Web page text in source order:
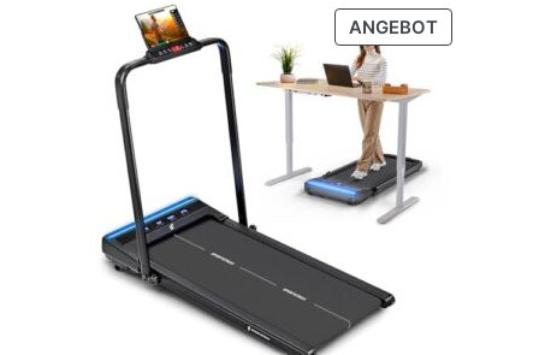
ANGEBOTPRODUKT
IM